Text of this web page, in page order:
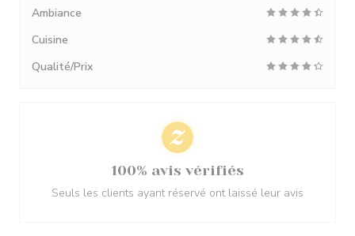
Ambiance
Cuisine
Qualité/Prix
100% avis vérifiés
Seuls les clients ayant réservé ont laissé leur avis